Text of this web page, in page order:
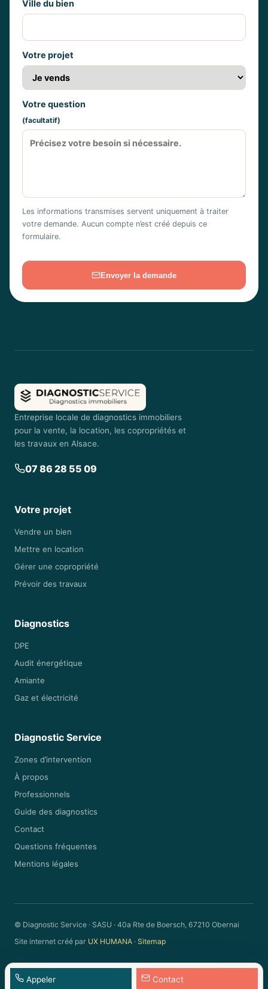
Ville du bien
Votre projet
Votre question
(facultatif)
Les informations transmises servent uniquement à traiter
votre demande. Aucun compte n’est créé depuis ce
formulaire.
Envoyer la demande
Entreprise locale de diagnostics immobiliers
pour la vente, la location, les copropriétés et
les travaux en Alsace.
07 86 28 55 09
Votre projet
Vendre un bien
Mettre en location
Gérer une copropriété
Prévoir des travaux
Diagnostics
DPE
Audit énergétique
Amiante
Gaz et électricité
Diagnostic Service
Zones d’intervention
À propos
Professionnels
Guide des diagnostics
Contact
Questions fréquentes
Mentions légales
© Diagnostic Service · SASU · 40a Rte de Boersch, 67210 Obernai
Site internet créé par UX HUMANA · Sitemap
Appeler Contact